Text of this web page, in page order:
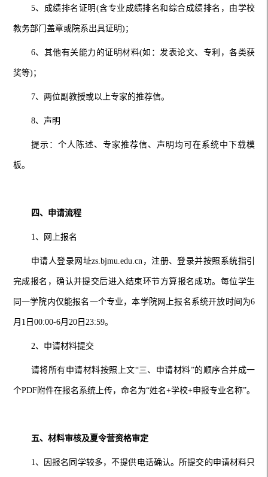
5、成绩排名证明(含专业成绩排名和综合成绩排名，由学校
教务部门盖章或院系出具证明)；
6、其他有关能力的证明材料(如：发表论文、专利，各类获
奖等)；
7、两位副教授或以上专家的推荐信。
8、声明
提示：个人陈述、专家推荐信、声明均可在系统中下载模
板。
四、申请流程
1、网上报名
申请人登录网址zs.bjmu.edu.cn，注册、登录并按照系统指引
完成报名，确认并提交后进入结束环节方算报名成功。每位学生
同一学院内仅能报名一个专业，本学院网上报名系统开放时间为6
月 1 日 00:00-6月 20日 23:59。
2、申请材料提交
请将所有申请材料按照上文“三、申请材料”的顺序合并成一
个PDF附件在报名系统上传，命名为“姓名+学校+申报专业名称”。
五、材料审核及夏令营资格审定
1、因报名同学较多，不提供电话确认。所提交的申请材料只